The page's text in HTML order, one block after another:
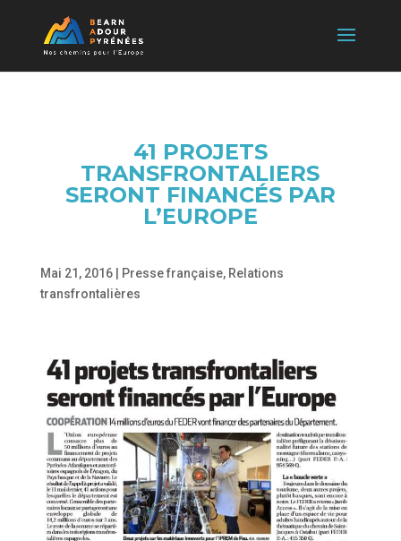
41 PROJETS
TRANSFRONTALIERS
SERONT FINANCÉS PAR
L’EUROPE
Mai 21, 2016| Presse française, Relations
transfrontalières